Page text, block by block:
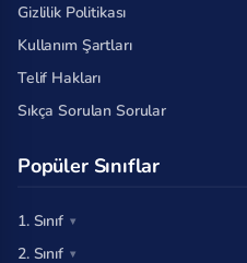
Gizlilik Politikası
Kullanım Şartları
Telif Hakları
Sıkça Sorulan Sorular
Popüler Sınıflar
1. Sınıf
2. Sınıf